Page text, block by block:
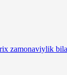
zamonaviylik